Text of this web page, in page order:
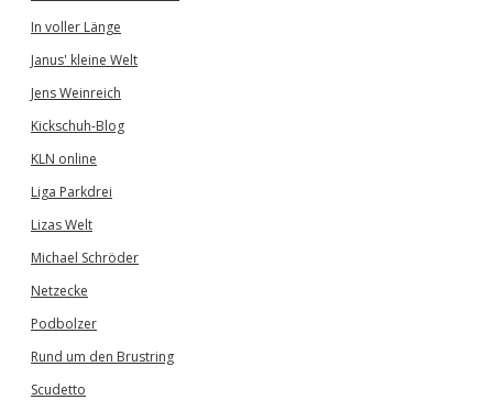
In voller Länge
Janus' kleine Welt
Jens Weinreich
Kickschuh-Blog
KLN online
Liga Parkdrei
Lizas Welt
Michael Schröder
Netzecke
Podbolzer
Rund um den Brustring
Scudetto